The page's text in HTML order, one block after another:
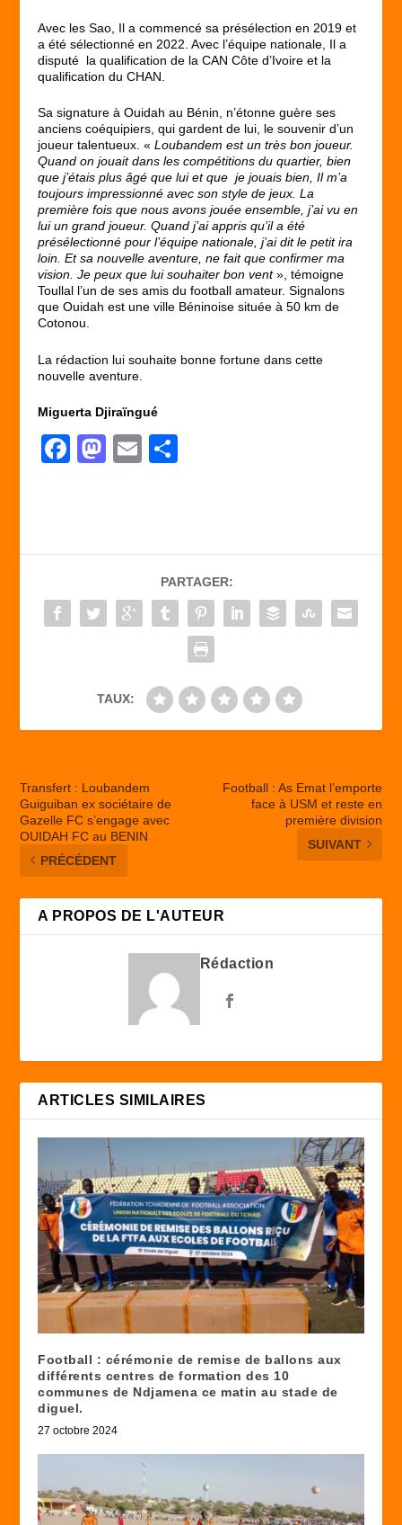
Avec les Sao, Il a commencé sa présélection en 2019 et
a été sélectionné en 2022. Avec l’équipe nationale, Il a
disputé la qualification de la CAN Côte d’Ivoire et la
qualification du CHAN.
Sa signature à Ouidah au Bénin, n’étonne guère ses
anciens coéquipiers, qui gardent de lui, le souvenir d’un
joueur talentueux. «Loubandem est un très bon joueur.
Quand on jouait dans les compétitions du quartier, bien
que j’étais plus âgé que lui et que je jouais bien, Il m’a
toujours impressionné avec son style de jeux. La
première fois que nous avons jouée ensemble, j’ai vu en
lui un grand joueur. Quand j’ai appris qu’il a été
présélectionné pour l’équipe nationale, j’ai dit le petit ira
loin. Et sa nouvelle aventure, ne fait que confirmer ma
vision. Je peux que lui souhaiter bon vent», témoigne
Toullal l’un de ses amis du football amateur. Signalons
que Ouidah est une ville Béninoise située à 50 km de
Cotonou.
La rédaction lui souhaite bonne fortune dans cette
nouvelle aventure.
Miguerta Djiraïngué
F
b
o
o
M
d
o
n
E
er
PARTAGER:
TAUX:
Transfert : Loubandem
Guiguiban ex sociétaire de
Gazelle FC s’engage avec
OUIDAH FC au BENIN
PRÉCÉDENT
Football : As Emat l’emporte
face à USM et reste en
première division
SUIVANT
A PROPOS DE L'AUTEUR
Rédaction
ARTICLES SIMILAIRES
Football : cérémonie de remise de ballons aux
différents centres de formation des 10
communes de Ndjamena ce matin au stade de
diguel.
27 octobre 2024